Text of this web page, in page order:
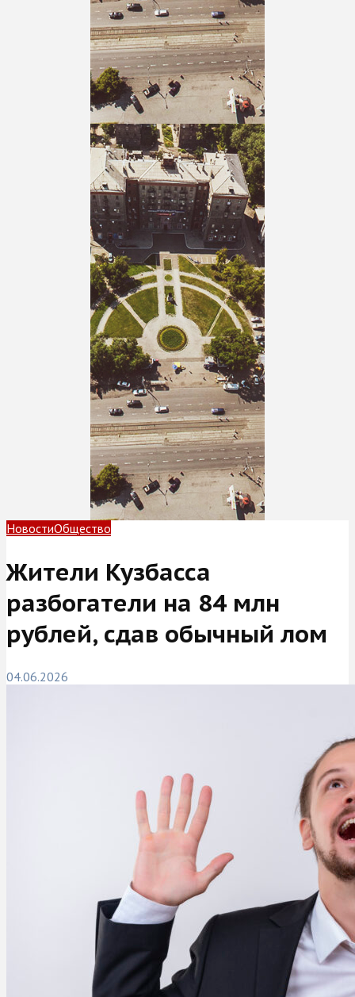
НовостиОбщество
Жители Кузбасса
разбогатели на 84 млн
рублей, сдав обычный лом
04.06.2026